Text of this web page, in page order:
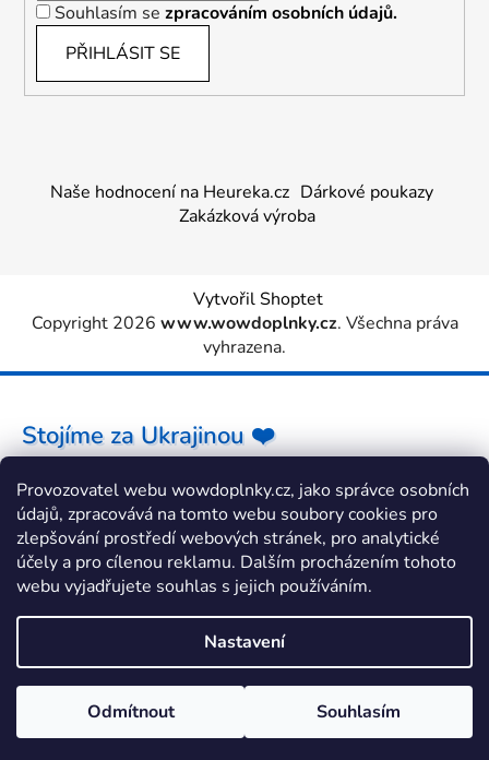
Provozovatel webu wowdoplnky.cz, jako správce osobních
údajů, zpracovává na tomto webu soubory cookies pro
zlepšování prostředí webových stránek, pro analytické
účely a pro cílenou reklamu. Dalším procházením tohoto
webu vyjadřujete souhlas s jejich používáním.
Nastavení
Odmítnout Souhlasím
Souhlasím se zpracováním osobních údajů.
PŘIHLÁSIT SE
Naše hodnocení na Heureka.cz Dárkové poukazy
Zakázková výroba
Vytvořil Shoptet
Copyright 2026 www.wowdoplnky.cz. Všechna práva
vyhrazena.
Stojíme za Ukrajinou ❤️
Jak a čím pomoci »